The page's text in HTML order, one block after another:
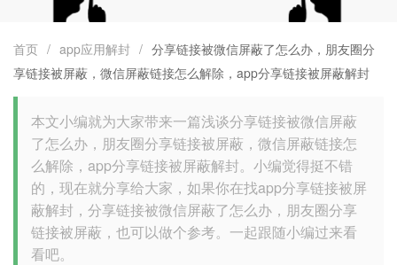
首页 / app应用解封 / 分享链接被微信屏蔽了怎么办，朋友圈分
享链接被屏蔽，微信屏蔽链接怎么解除，app分享链接被屏蔽解封
本文小编就为大家带来一篇浅谈分享链接被微信屏蔽
了怎么办，朋友圈分享链接被屏蔽，微信屏蔽链接怎
么解除，app分享链接被屏蔽解封。小编觉得挺不错
的，现在就分享给大家，如果你在找app分享链接被屏
蔽解封，分享链接被微信屏蔽了怎么办，朋友圈分享
链接被屏蔽，也可以做个参考。一起跟随小编过来看
看吧。